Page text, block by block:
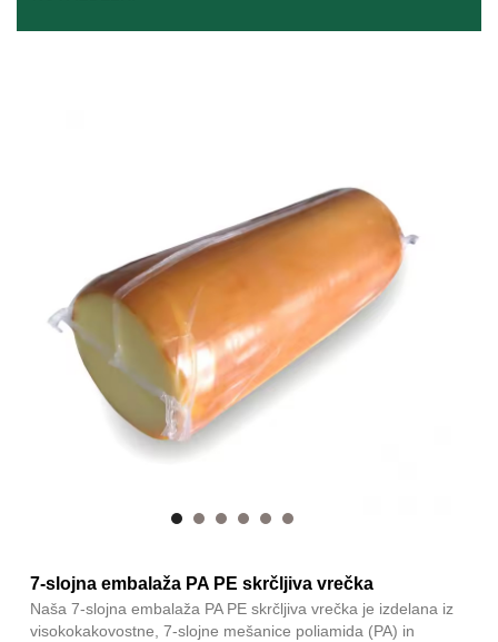
7-slojna embalaža PA PE skrčljiva vrečka
Naša 7-slojna embalaža PA PE skrčljiva vrečka je izdelana iz
visokokakovostne, 7-slojne mešanice poliamida (PA) in